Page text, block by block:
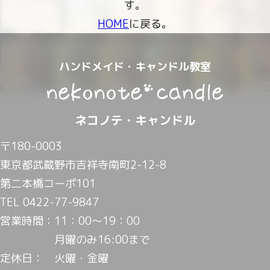
す。
HOMEに戻る。
ハンドメイド・キャンドル教室
ネコノテ・キャンドル
〒180-0003
東京都武蔵野市吉祥寺南町2-12-8
第二本橋コーポ101
TEL 0422-77-9847
営業時間： 11：00～19：00
月曜のみ16:00まで
定休日：
火曜・金曜